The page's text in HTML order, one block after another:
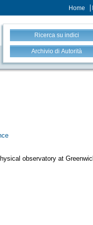
Home
Ricerca su indici
Archivio di Autorità